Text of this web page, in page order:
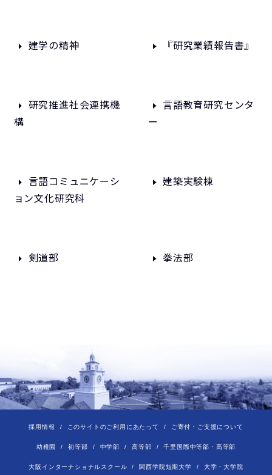
建学の精神 『研究業績報告書』
研究推進社会連携機
構
言語教育研究センタ
ー
言語コミュニケーシ
ョン文化研究科
建築実験棟
剣道部 拳法部
採用情報 このサイトのご利用にあたって ご寄付・ご支援について
幼稚園 初等部 中学部 高等部 千里国際中等部・高等部
大阪インターナショナルスクール 関西学院短期大学 大学・大学院